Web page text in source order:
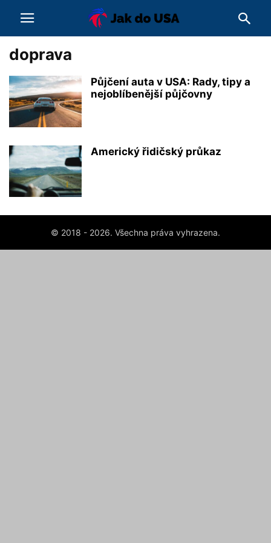
doprava
Půjčení auta v USA: Rady, tipy a
nejoblíbenější půjčovny
Americký řidičský průkaz
© 2018 - 2026. Všechna práva vyhrazena.